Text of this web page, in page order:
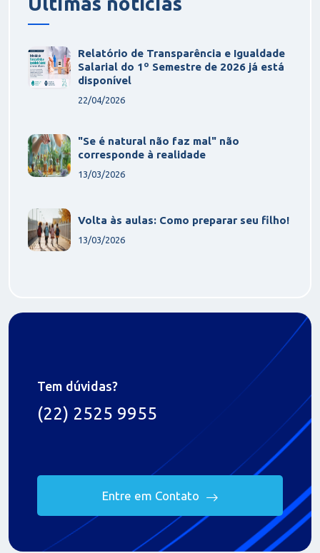
Relatório de Transparência e Igualdade
Salarial do 1º Semestre de 2026 já está
disponível
22/04/2026
"Se é natural não faz mal" não
corresponde à realidade
13/03/2026
Volta às aulas: Como preparar seu filho!
13/03/2026
Tem dúvidas?
(22) 2525 9955
Entre em Contato